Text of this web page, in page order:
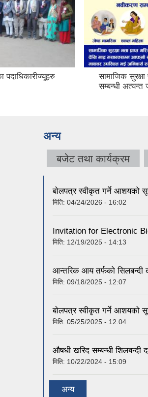
पदाधिकारीज्यूहरु
सामाजिक
सम्बन्धी
अन्य
बजेट तथा कार्यक्रम
बाेलपत्र स्वीकृत गर्ने आशयको
मिति: 04/24/2026 - 16:02
Invitation for Electronic
मिति: 12/19/2025 - 14:13
आन्तरिक आय तर्फको सिलबन्दी
मिति: 09/18/2025 - 12:07
बाेलपत्र स्वीकृत गर्ने आशयको
मिति: 05/25/2025 - 12:04
औषधी खरिद सम्बन्धी शिलबन्दी
मिति: 10/22/2024 - 15:09
अन्य